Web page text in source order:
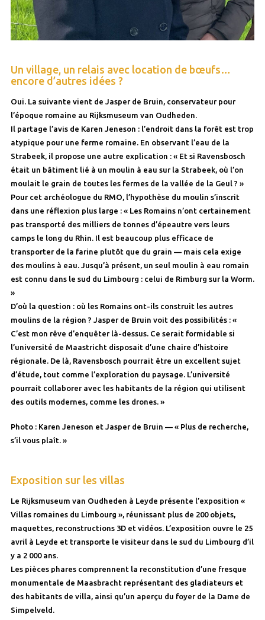
Un village, un relais avec location de bœufs…
encore d’autres idées ?
Oui. La suivante vient de Jasper de Bruin, conservateur pour
l’époque romaine au Rijksmuseum van Oudheden.
Il partage l’avis de Karen Jeneson : l’endroit dans la forêt est trop
atypique pour une ferme romaine. En observant l’eau de la
Strabeek, il propose une autre explication : « Et si Ravensbosch
était un bâtiment lié à un moulin à eau sur la Strabeek, où l’on
moulait le grain de toutes les fermes de la vallée de la Geul ? »
Pour cet archéologue du RMO, l’hypothèse du moulin s’inscrit
dans une réflexion plus large : « Les Romains n’ont certainement
pas transporté des milliers de tonnes d’épeautre vers leurs
camps le long du Rhin. Il est beaucoup plus efficace de
transporter de la farine plutôt que du grain — mais cela exige
des moulins à eau. Jusqu’à présent, un seul moulin à eau romain
est connu dans le sud du Limbourg : celui de Rimburg sur la Worm.
»
D’où la question : où les Romains ont-ils construit les autres
moulins de la région ? Jasper de Bruin voit des possibilités : «
C’est mon rêve d’enquêter là-dessus. Ce serait formidable si
l’université de Maastricht disposait d’une chaire d’histoire
régionale. De là, Ravensbosch pourrait être un excellent sujet
d’étude, tout comme l’exploration du paysage. L’université
pourrait collaborer avec les habitants de la région qui utilisent
des outils modernes, comme les drones. »
Photo : Karen Jeneson et Jasper de Bruin — « Plus de recherche,
s’il vous plaît. »
Exposition sur les villas
Le Rijksmuseum van Oudheden à Leyde présente l’exposition «
Villas romaines du Limbourg », réunissant plus de 200 objets,
maquettes, reconstructions 3D et vidéos. L’exposition ouvre le 25
avril à Leyde et transporte le visiteur dans le sud du Limbourg d’il
y a 2 000 ans.
Les pièces phares comprennent la reconstitution d’une fresque
monumentale de Maasbracht représentant des gladiateurs et
des habitants de villa, ainsi qu’un aperçu du foyer de la Dame de
Simpelveld.